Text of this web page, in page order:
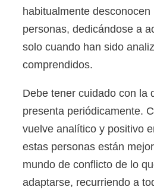
habitualmente
personas, dedicándose a
solo cuando han sido
comprendidos.
Debe tener cuidado con la
presenta periódicamente.
vuelve analítico y positivo
estas personas están
mundo de conflicto de lo
adaptarse, recurriendo a